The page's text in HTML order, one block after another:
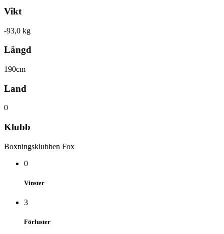
Vikt
-93,0 kg
Längd
190cm
Land
0
Klubb
Boxningsklubben Fox
0
Vinster
3
Förluster